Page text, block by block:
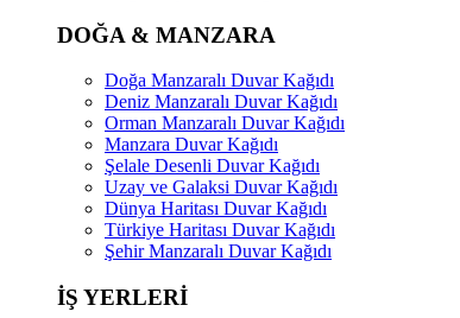
DOĞA & MANZARA
Doğa Manzaralı Duvar Kağıdı
Deniz Manzaralı Duvar Kağıdı
Orman Manzaralı Duvar Kağıdı
Manzara Duvar Kağıdı
Şelale Desenli Duvar Kağıdı
Uzay ve Galaksi Duvar Kağıdı
Dünya Haritası Duvar Kağıdı
Türkiye Haritası Duvar Kağıdı
Şehir Manzaralı Duvar Kağıdı
İŞ YERLERİ